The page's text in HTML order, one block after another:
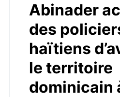
Abinader
des
haïtiens
le territoire
dominicain